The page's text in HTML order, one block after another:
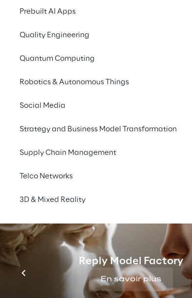
Prebuilt AI Apps
Quality Engineering
Quantum Computing
Robotics & Autonomous Things
Social Media
Strategy and Business Model Transformation
Supply Chain Management
Telco Networks
3D & Mixed Reality
Reply Model Factory
En savoir plus
Les
L'idée principale de Vision
d'image comme une
mécanismes d'attention
afin de faire une
Formation préalable